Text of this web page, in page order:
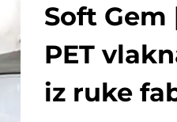
Soft
PET
iz ruke